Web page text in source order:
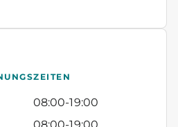
08:00-19:00